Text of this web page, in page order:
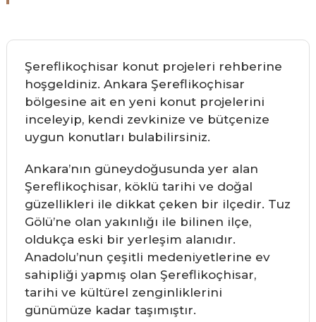
Şereflikoçhisar konut projeleri rehberine
hoşgeldiniz. Ankara Şereflikoçhisar
bölgesine ait en yeni konut projelerini
inceleyip, kendi zevkinize ve bütçenize
uygun konutları bulabilirsiniz.
Ankara’nın güneydoğusunda yer alan
Şereflikoçhisar, köklü tarihi ve doğal
güzellikleri ile dikkat çeken bir ilçedir. Tuz
Gölü’ne olan yakınlığı ile bilinen ilçe,
oldukça eski bir yerleşim alanıdır.
Anadolu’nun çeşitli medeniyetlerine ev
sahipliği yapmış olan Şereflikoçhisar,
tarihi ve kültürel zenginliklerini
günümüze kadar taşımıştır.